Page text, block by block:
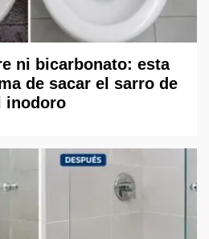
ni bicarbonato: esta
de sacar el sarro de
inodoro